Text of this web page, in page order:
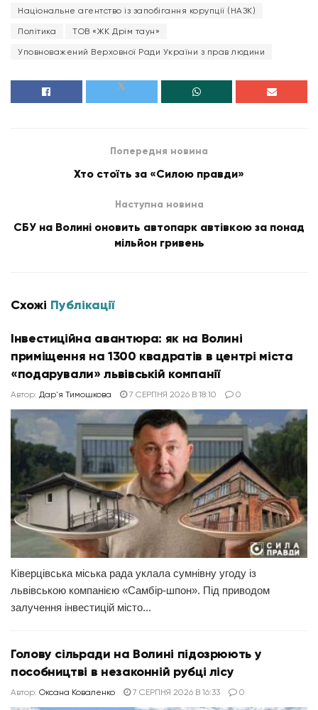
Національне агентство із запобігання корупції (НАЗК)
Політика ТОВ «ЖК Дрім таун»
Уповноважений Верховної Ради України з прав людини
Попередня новина
Хто стоїть за «Силою правди»
Наступна новина
СБУ на Волині оновить автопарк автівкою за понад
мільйон гривень
Схожі Публікації
Інвестиційна авантюра: як на Волині
приміщення на 1300 квадратів в центрі міста
«подарували» львівській компанії
Автор: Дар'я Тимошкова 7 СЕРПНЯ 2026 В 18:10 0
Ківерцівська міська рада уклала сумнівну угоду із
львівською компанією «Самбір-шпон». Під приводом
залучення інвестицій місто...
Голову сільради на Волині підозрюють у
пособництві в незаконній рубці лісу
Автор: Оксана Коваленко 7 СЕРПНЯ 2026 В 16:33 0